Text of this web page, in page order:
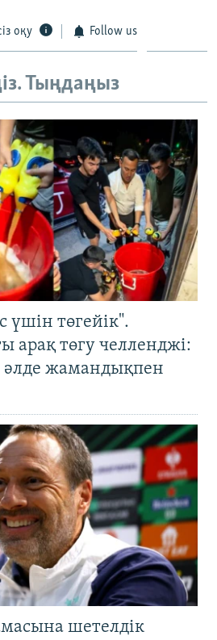
оқу Follow us
Тыңдаңыз
үшін төгейік".
арақ төгу челленджі:
жамандықпен
шетелдік